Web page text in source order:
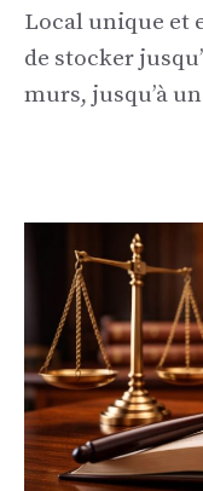
Local unique et
de stocker
murs, jusqu’à